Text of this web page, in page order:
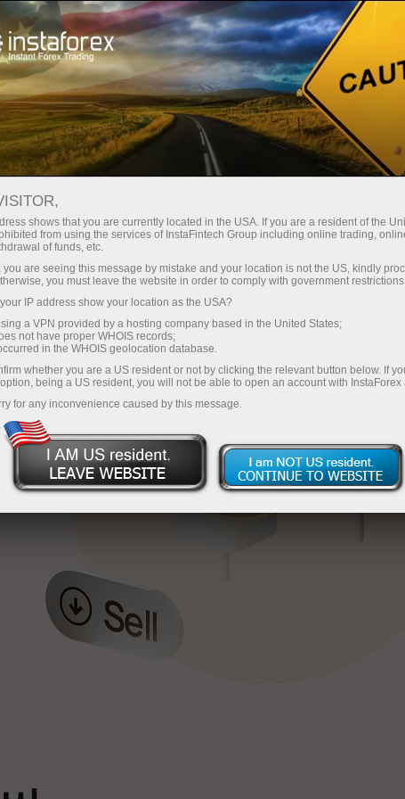
فوری اکاونٹ کھولیں تجارتی پلیٹ فارم
آموز کے لیے
سرمایہ کاروں کے
لیے
شراکت داروں کے
لئے
مہمات
shows that you are currently located in the USA. If you are a resident of the
from using the services of InstaFintech Group including online trading,
of funds, etc.
you are seeing this message by mistake and your location is not the US, kindly
you must leave the website in order to comply with government
IP address show your location as the USA?
a VPN provided by a hosting company based in the United States;
not have proper WHOIS records;
in the WHOIS geolocation database.
whether you are a US resident or not by clicking the relevant button below. If
being a US resident, you will not be able to open an account with InstaForex
for any inconvenience caused by this message.